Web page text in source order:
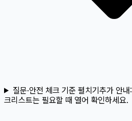
질문·안전 체크 기준 펼치기추가 안내:
크리스트는 필요할 때 열어 확인하세요.